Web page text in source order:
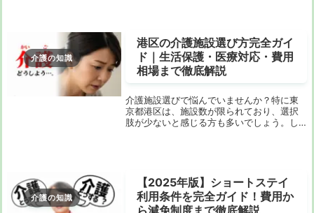
介護の知識
港区の介護施設選び方完全ガイ
ド｜生活保護・医療対応・費用
相場まで徹底解説
介護施設選びで悩んでいませんか？特に東
京都港区は、施設数が限られており、選択
肢が少ないと感じる方も多いでしょう。し
介護の知識
【2025年版】ショートステイ
利用条件を完全ガイド！費用か
ら減免制度まで徹底解説